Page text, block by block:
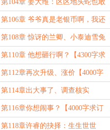
第104章 姜大维：区区地头蛇也敢
放肆？【4000字求订阅】
第106章 爷爷真是老银币啊，我还
得练！【4500字求订阅】
第108章 惊讶的兰卿、小泰迪雪兔
【4100字求订阅】
第110章 他想砸行啊？【4300字求
订阅】
第112章再次升级、涨价【4000字
求订阅】
第114章出大事了、调查核实
【4100字求订阅】
第116章你想闹事？【4000字求订
阅】
第118章许睿的抉择：生生世世